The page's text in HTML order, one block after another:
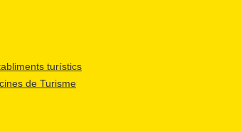
turístics
de Turisme